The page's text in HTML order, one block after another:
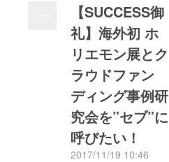
【SUCCESS御
礼】海外初 ホ
リエモン展とク
ラウドファン
ディング事例研
究会を”セブ”に
呼びたい！
2017/11/19 10:46